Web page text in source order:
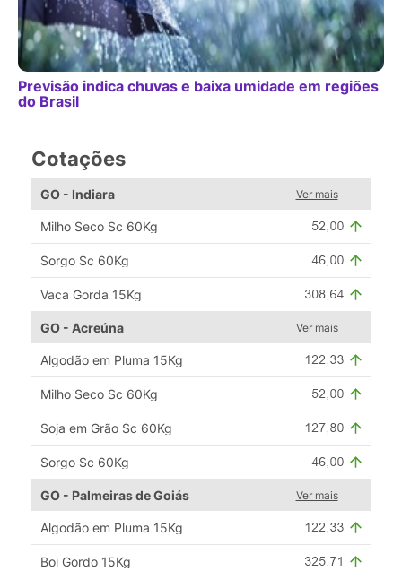
Previsão indica chuvas e baixa umidade em regiões
do Brasil
Cotações
GO - Indiara Ver mais
Milho Seco Sc 60Kg
Sorgo Sc 60Kg
Vaca Gorda 15Kg
GO - Acreúna Ver mais
Algodão em Pluma 15Kg
Milho Seco Sc 60Kg
Soja em Grão Sc 60Kg
Sorgo Sc 60Kg
GO - Palmeiras de Goiás Ver mais
Algodão em Pluma 15Kg
Boi Gordo 15Kg